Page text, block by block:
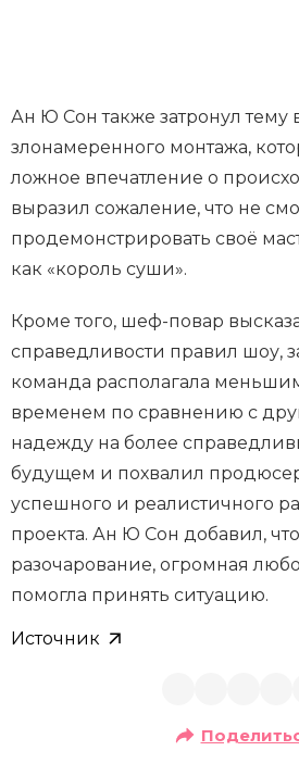
Ан Ю Сон также затронул тему
злонамеренного монтажа,
ложное впечатление о
выразил сожаление, что не
продемонстрировать своё
как «король суши».
Кроме того, шеф-повар
справедливости правил шоу,
команда располагала
временем по сравнению с
надежду на более
будущем и похвалил
успешного и реалистичного
проекта. Ан Ю Сон добавил,
разочарование, огромная
помогла принять ситуацию.
Источник